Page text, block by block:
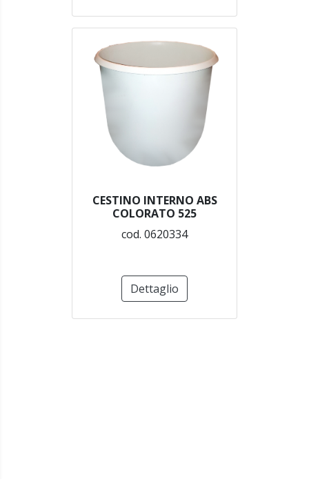
CESTINO INTERNO ABS
COLORATO 525
cod. 0620334
Dettaglio